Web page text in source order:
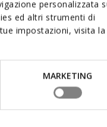
personalizzata
ed altri strumenti di
impostazioni, visita la
MARKETING
Fast